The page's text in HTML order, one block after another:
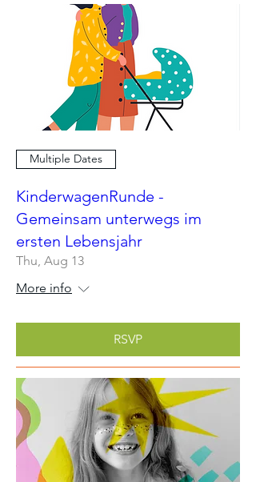
Multiple Dates
KinderwagenRunde -
Gemeinsam unterwegs im
ersten Lebensjahr
Thu, Aug 13
More info
RSVP